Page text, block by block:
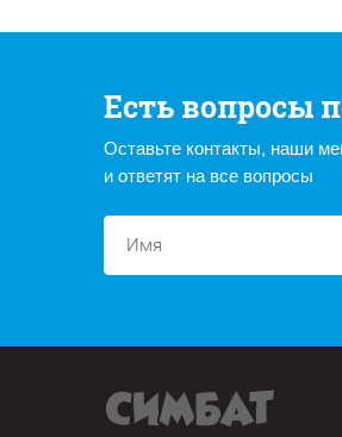
Есть вопросы
Оставьте контакты, наши
и ответят на все вопросы